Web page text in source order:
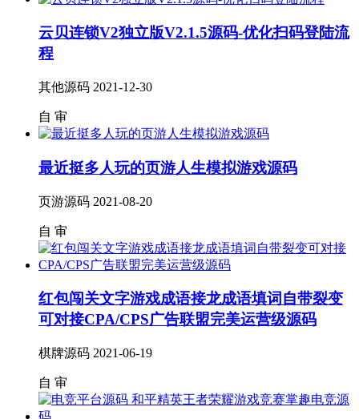
云贝连锁V2独立版V2.1.5源码-优化扫码登陆流
程
其他源码 2021-12-30
自 审
最近挺多人玩的页游人生模拟游戏源码
页游源码 2021-08-20
自 审
红包闯关文字游戏成语接龙成语填词自带裂变
可对接CPA/CPS广告联盟完美运营级源码
棋牌源码 2021-06-19
自 审